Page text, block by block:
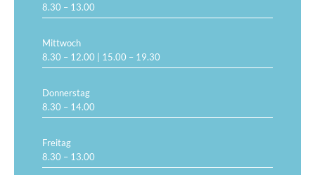
8.30 – 13.00
Mittwoch
8.30 – 12.00 | 15.00 – 19.30
Donnerstag
8.30 – 14.00
Freitag
8.30 – 13.00